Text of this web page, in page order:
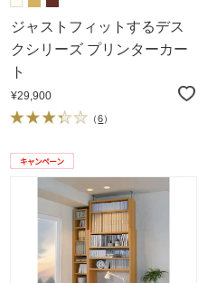
ジャストフィットするデス
クシリーズ プリンターカー
ト
¥29,900
（6）